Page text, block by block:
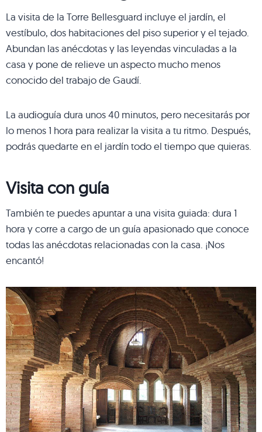
La visita de la Torre Bellesguard incluye el jardín, el
vestíbulo, dos habitaciones del piso superior y el tejado.
Abundan las anécdotas y las leyendas vinculadas a la
casa y pone de relieve un aspecto mucho menos
conocido del trabajo de Gaudí.
La audioguía dura unos 40 minutos, pero necesitarás por
lo menos 1 hora para realizar la visita a tu ritmo. Después,
podrás quedarte en el jardín todo el tiempo que quieras.
Visita con guía
También te puedes apuntar a una visita guiada: dura 1
hora y corre a cargo de un guía apasionado que conoce
todas las anécdotas relacionadas con la casa. ¡Nos
encantó!